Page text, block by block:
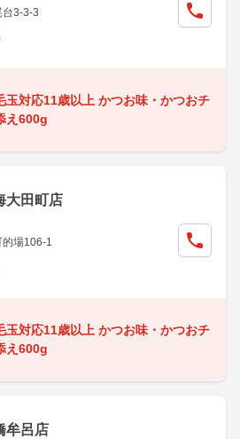
台3-3-3
玉対応11歳以上 かつお味・かつおチ
え600g
大田町店
場106-1
玉対応11歳以上 かつお味・かつおチ
え600g
牟呂店